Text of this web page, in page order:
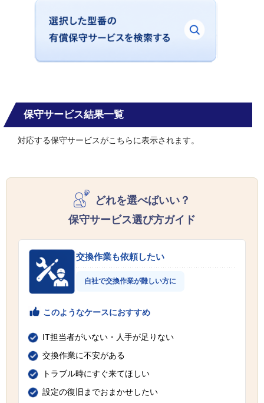
保守サービス結果一覧
対応する保守サービスがこちらに表示されます。
どれを選べばいい？
保守サービス選び方ガイド
交換作業も依頼したい
自社で交換作業が難しい方に
このようなケースにおすすめ
IT担当者がいない・人手が足りない
交換作業に不安がある
トラブル時にすぐ来てほしい
設定の復旧までおまかせしたい